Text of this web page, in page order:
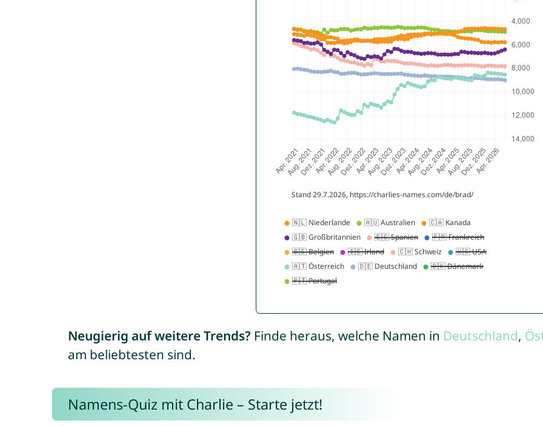
Neugierig auf weitere Trends? Finde heraus, welche Namen in Deutschland,
am beliebtesten sind.
Namens-Quiz mit Charlie – Starte jetzt!